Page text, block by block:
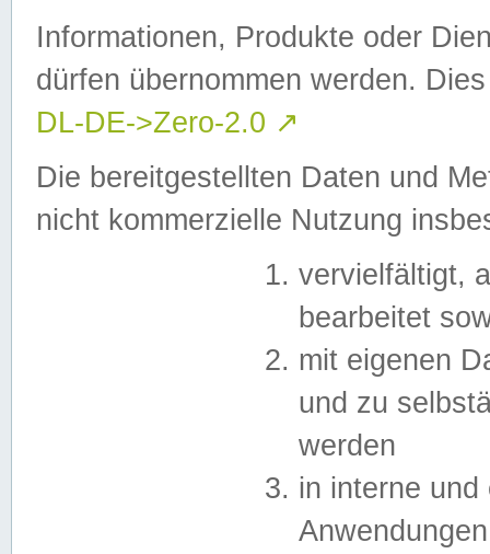
Informationen, Produkte oder
dürfen übernommen werden.
DL-DE->Zero-2.0 ↗
Die bereitgestellten Daten und
nicht kommerzielle Nutzung
vervielfältigt,
bearbeitet
mit eigenen
und zu
werden
in interne